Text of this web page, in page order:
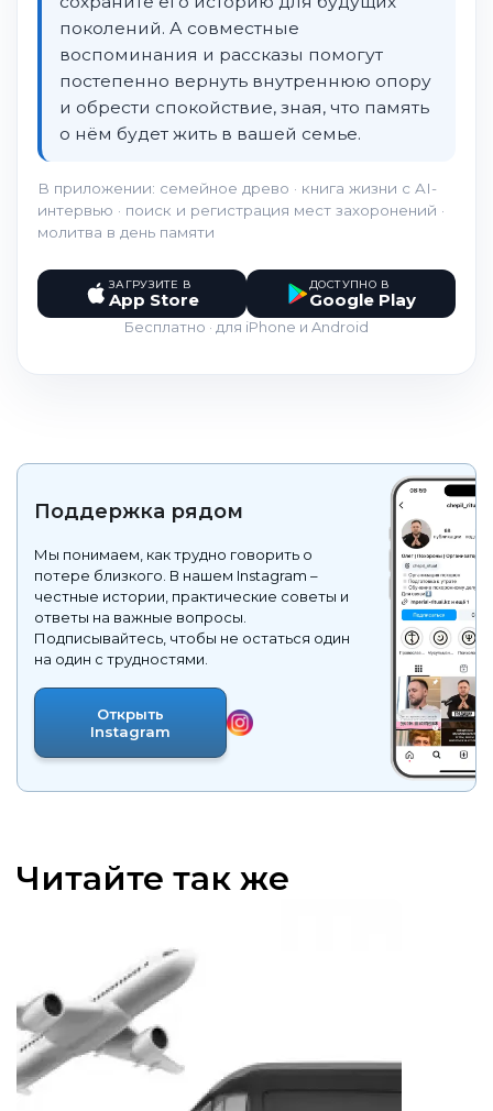
поколений. А совместные
воспоминания и рассказы помогут
постепенно вернуть внутреннюю опору
и обрести спокойствие, зная, что память
о нём будет жить в вашей семье.
В приложении: семейное древо · книга жизни с AI-
интервью · поиск и регистрация мест захоронений ·
молитва в день памяти
ЗАГРУЗИТЕ В
App Store
ДОСТУПНО В
Google Play
Бесплатно · для iPhone и Android
Поддержка рядом
Мы понимаем, как трудно говорить о
потере близкого. В нашем Instagram –
честные истории, практические советы и
ответы на важные вопросы.
Подписывайтесь, чтобы не остаться один
на один с трудностями.
Открыть
Instagram
Читайте так же